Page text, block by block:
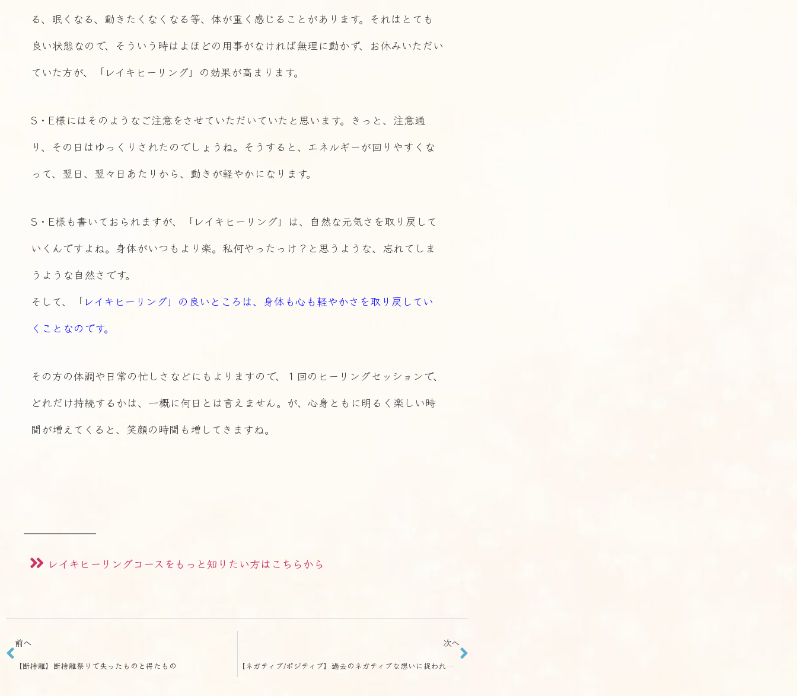
る、眠くなる、動きたくなくなる等、体が重く感じることがあります。それはとても
良い状態なので、そういう時はよほどの用事がなければ無理に動かず、お休みいただい
ていた方が、「レイキヒーリング」の効果が高まります。
S・E様にはそのようなご注意をさせていただいていたと思います。きっと、注意通
り、その日はゆっくりされたのでしょうね。そうすると、エネルギーが回りやすくな
って、翌日、翌々日あたりから、動きが軽やかになります。
S・E様も書いておられますが、「レイキヒーリング」は、自然な元気さを取り戻して
いくんですよね。身体がいつもより楽。私何やったっけ？と思うような、忘れてしま
うような自然さです。
そして、「 レイキヒーリング」の良いところは、身体も心も軽やかさを取り戻してい
くことなのです。
その方の体調や日常の忙しさなどにもよりますので、１回のヒーリングセッションで、
どれだけ持続するかは、一概に何日とは言えません。が、心身ともに明るく楽しい時
間が増えてくると、笑顔の時間も増してきますね。
レイキヒーリングコースをもっと知りたい方はこちらから
前へ
【断捨離】断捨離祭りで失ったものと得たもの
次へ
【ネガティブ/ポジティブ】過去のネガティブな想いに捉われてしまっている方は